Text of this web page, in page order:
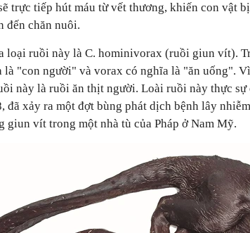
trực tiếp hút máu từ vết thương, khiến con vật
đến chăn nuôi.
loại ruồi này là C. hominivorax (ruồi giun vít).
là "con người" và vorax có nghĩa là "ăn uống".
này là ruồi ăn thịt người. Loài ruồi này thực sự
đã xảy ra một đợt bùng phát dịch bệnh lây
giun vít trong một nhà tù của Pháp ở Nam Mỹ.